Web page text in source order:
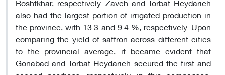
also had the largest portion of irrigated production in
the province, with 13.3 and 9.4 %, respectively. Upon
comparing the yield of saffron across different cities
to the provincial average, it became evident that
Gonabad and Torbat Heydarieh secured the first and